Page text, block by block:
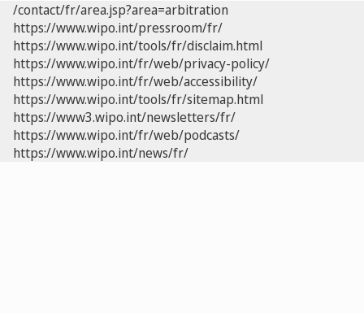
/contact/fr/area.jsp?area=arbitration
https://www.wipo.int/pressroom/fr/
https://www.wipo.int/tools/fr/disclaim.html
https://www.wipo.int/fr/web/privacy-policy/
https://www.wipo.int/fr/web/accessibility/
https://www.wipo.int/tools/fr/sitemap.html
https://www3.wipo.int/newsletters/fr/
https://www.wipo.int/fr/web/podcasts/
https://www.wipo.int/news/fr/